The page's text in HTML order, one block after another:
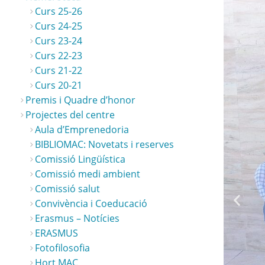
Curs 25-26
Curs 24-25
Curs 23-24
Curs 22-23
Curs 21-22
Curs 20-21
Premis i Quadre d’honor
Projectes del centre
Aula d’Emprenedoria
BIBLIOMAC: Novetats i reserves
Comissió Lingüística
Comissió medi ambient
Comissió salut
Convivència i Coeducació
Erasmus – Notícies
ERASMUS
Fotofilosofia